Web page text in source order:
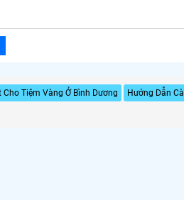
Tiệm Vàng Ở Bình Dương Hướng Dẫn